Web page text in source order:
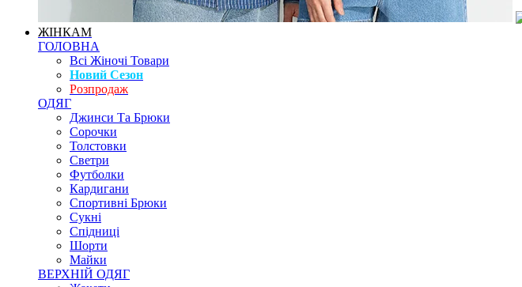
ЖІНКАМ
ГОЛОВНА
Всі Жіночі Товари
Новий Сезон
Розпродаж
ОДЯГ
Джинси Та Брюки
Сорочки
Толстовки
Светри
Футболки
Кардигани
Спортивні Брюки
Сукні
Спідниці
Шорти
Майки
ВЕРХНІЙ ОДЯГ